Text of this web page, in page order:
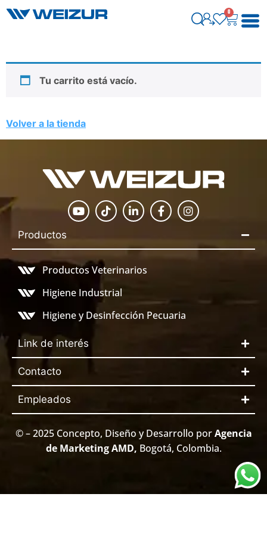
0
Tu carrito está vacío.
Volver a la tienda
Productos
Productos Veterinarios
Higiene Industrial
Higiene y Desinfección Pecuaria
Link de interés
Contacto
Empleados
© – 2025 Concepto, Diseño y Desarrollo por Agencia
de Marketing AMD, Bogotá, Colombia.